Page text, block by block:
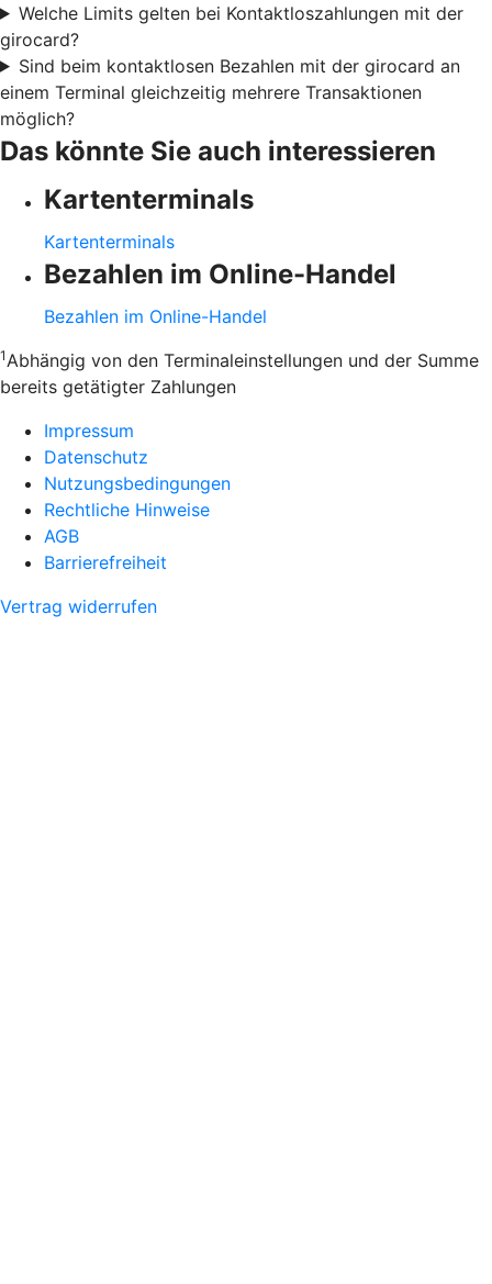
Welche Limits gelten bei Kontaktloszahlungen mit der
girocard?
Sind beim kontaktlosen Bezahlen mit der girocard an
einem Terminal gleichzeitig mehrere Transaktionen
möglich?
Das könnte Sie auch interessieren
Kartenterminals
Kartenterminals
Bezahlen im Online-Handel
Bezahlen im Online-Handel
1 Abhängig von den Terminaleinstellungen und der Summe
bereits getätigter Zahlungen
Impressum
Datenschutz
Nutzungsbedingungen
Rechtliche Hinweise
AGB
Barrierefreiheit
Vertrag widerrufen